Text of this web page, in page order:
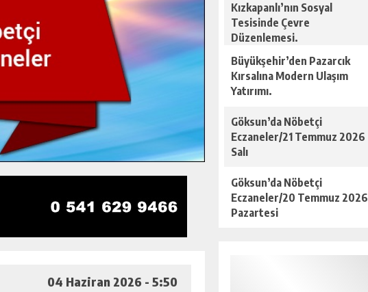
04 Haziran 2026 - 5:50
Kızkapanlı’nın Sosyal
Tesisinde Çevre
Düzenlemesi.
Büyükşehir’den Pazarcık
Kırsalına Modern Ulaşım
Yatırımı.
Göksun’da Nöbetçi
Eczaneler/21 Temmuz 2026
Salı
Göksun’da Nöbetçi
Eczaneler/20 Temmuz 2026
Pazartesi